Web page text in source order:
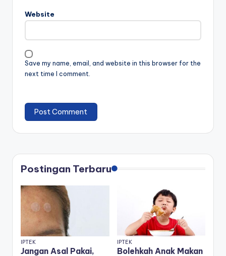
Website
Save my name, email, and website in this browser for the
next time I comment.
Postingan Terbaru
IPTEK
Jangan Asal Pakai,
IPTEK
Bolehkah Anak Makan